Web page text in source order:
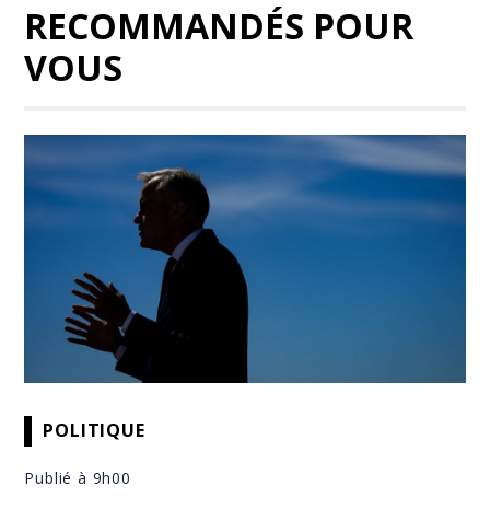
RECOMMANDÉS POUR
VOUS
POLITIQUE
Publié à 9h00